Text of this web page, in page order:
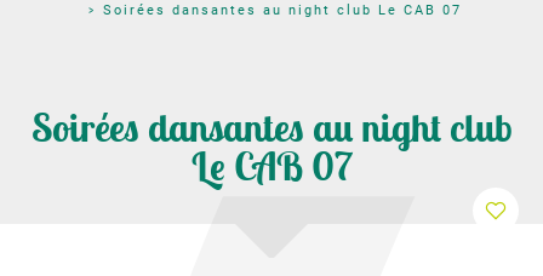
Soirées dansantes au night club Le CAB 07
Soirées dansantes au night club
Le CAB 07